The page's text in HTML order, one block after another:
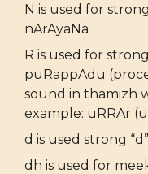
N is used for
nArAyaNa
R is used for
puRappAdu
sound in thamizh
example: uRRAr
d is used strong
dh is used for